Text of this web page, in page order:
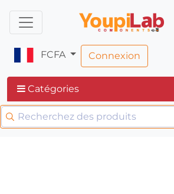
FCFA Connexion
Catégories